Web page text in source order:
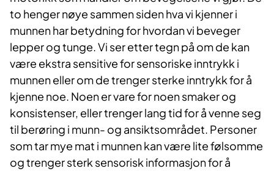
to henger nøye sammen siden hva vi kjenner i
munnen har betydning for hvordan vi beveger
lepper og tunge. Vi ser etter tegn på om de kan
være ekstra sensitive for sensoriske inntrykk i
munnen eller om de trenger sterke inntrykk for å
kjenne noe. Noen er vare for noen smaker og
konsistenser, eller trenger lang tid for å venne seg
til berøring i munn- og ansiktsområdet. Personer
som tar mye mat i munnen kan være lite følsomme
og trenger sterk sensorisk informasjon for å